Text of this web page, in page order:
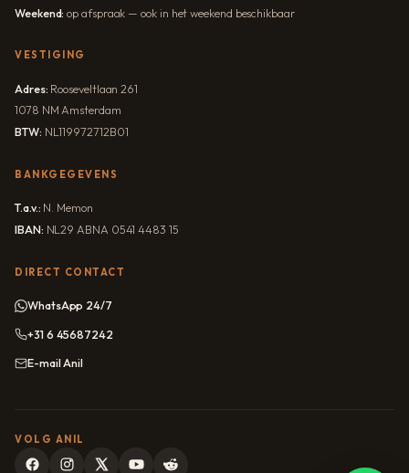
Weekend: op afspraak — ook in het weekend beschikbaar
VESTIGING
Adres: Rooseveltlaan 261
1078 NM Amsterdam
BTW: NL119972712B01
BANKGEGEVENS
T.a.v.: N. Memon
IBAN: NL29 ABNA 0541 4483 15
DIRECT CONTACT
WhatsApp 24/7
+31 6 45687242
E-mail Anil
VOLG ANIL